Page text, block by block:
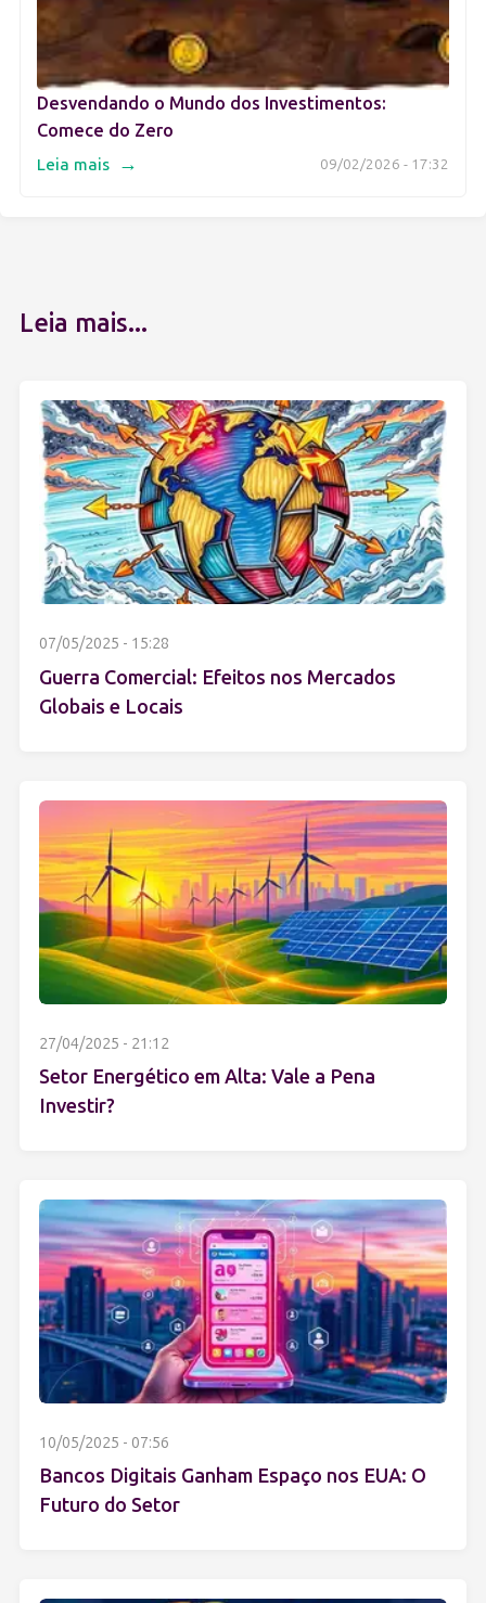
Desvendando o Mundo dos Investimentos:
Comece do Zero
09/02/2026 - 17:32
Leia mais →
Leia mais...
07/05/2025 - 15:28
Guerra Comercial: Efeitos nos Mercados
Globais e Locais
27/04/2025 - 21:12
Setor Energético em Alta: Vale a Pena
Investir?
10/05/2025 - 07:56
Bancos Digitais Ganham Espaço nos EUA: O
Futuro do Setor